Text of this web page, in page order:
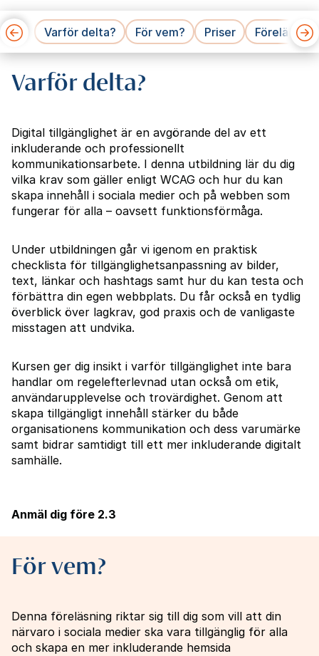
Varför delta? För vem? Priser Föreläsare
Varför delta?
Digital tillgänglighet är en avgörande del av ett
inkluderande och professionellt
kommunikationsarbete. I denna utbildning lär du dig
vilka krav som gäller enligt WCAG och hur du kan
skapa innehåll i sociala medier och på webben som
fungerar för alla – oavsett funktionsförmåga.
Under utbildningen går vi igenom en praktisk
checklista för tillgänglighetsanpassning av bilder,
text, länkar och hashtags samt hur du kan testa och
förbättra din egen webbplats. Du får också en tydlig
överblick över lagkrav, god praxis och de vanligaste
misstagen att undvika.
Kursen ger dig insikt i varför tillgänglighet inte bara
handlar om regelefterlevnad utan också om etik,
användarupplevelse och trovärdighet. Genom att
skapa tillgängligt innehåll stärker du både
organisationens kommunikation och dess varumärke
samt bidrar samtidigt till ett mer inkluderande digitalt
samhälle.
Anmäl dig före 2.3
För vem?
Denna föreläsning riktar sig till dig som vill att din
närvaro i sociala medier ska vara tillgänglig för alla
och skapa en mer inkluderande hemsida